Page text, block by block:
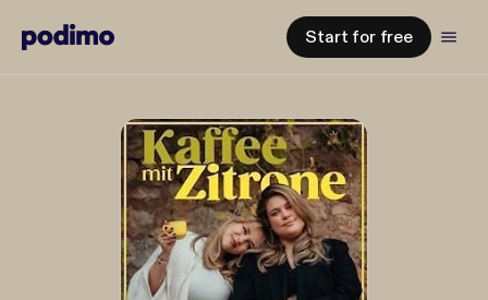
Start for free